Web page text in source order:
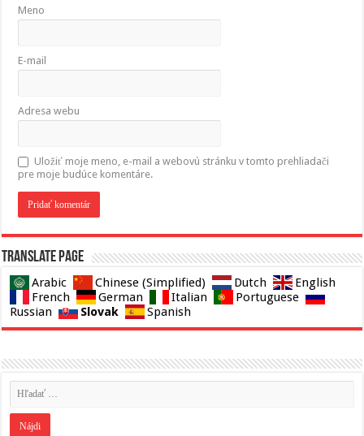
Meno
E-mail
Adresa webu
Uložiť moje meno, e-mail a webovú stránku v tomto prehliadači
pre moje budúce komentáre.
Translate page
Arabic Chinese (Simplified) Dutch
English
French
German Italian
Portuguese
Russian
Slovak Spanish